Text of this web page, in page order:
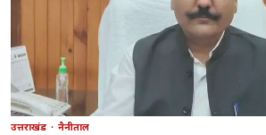
उत्तराखंड नैनीताल